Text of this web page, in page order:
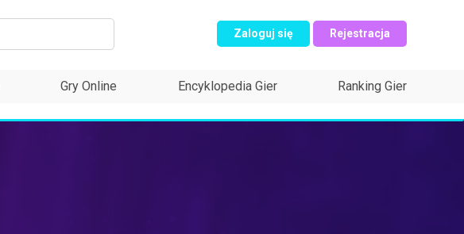
Zaloguj się Rejestracja
Gry Online Encyklopedia Gier Ranking Gier